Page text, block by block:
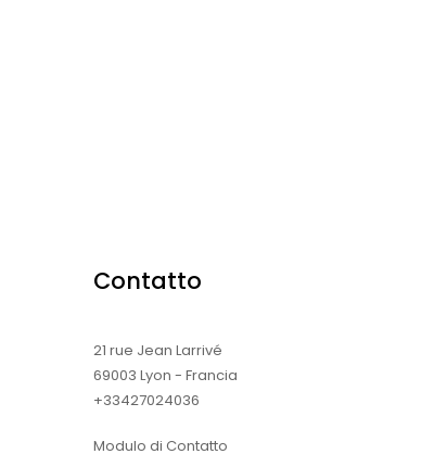
Contatto
21 rue Jean Larrivé
69003 Lyon - Francia
+33427024036
Modulo di Contatto